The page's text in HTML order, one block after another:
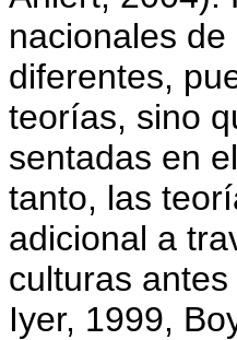
nacionales
diferentes,
teorías, sino
sentadas en
tanto, las
adicional a
culturas
Iyer, 1999,